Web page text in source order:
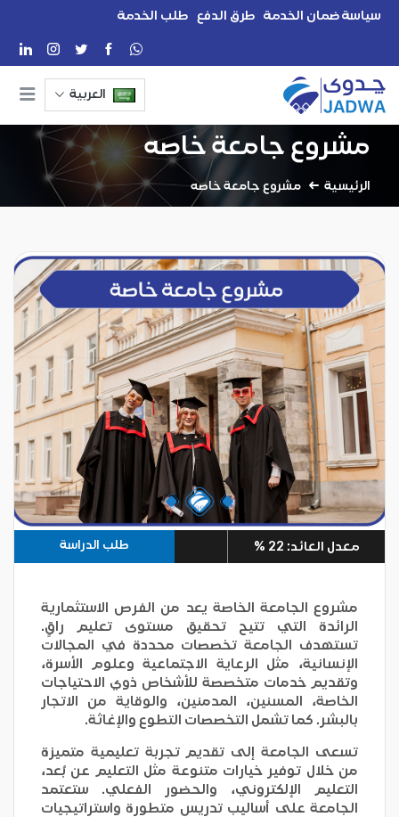
سياسة ضمان الخدمة طرق الدفع طلب الخدمة
العربية
مشروع جامعة خاصه
الرئيسية مشروع جامعة خاصه
معدل العائد: 22 % طلب الدراسة
مشروع الجامعة الخاصة يعد من الفرص الاستثمارية
الرائدة التي تتيح تحقيق مستوى تعليم راقٍ.
تستهدف الجامعة تخصصات محددة في المجالات
الإنسانية، مثل الرعاية الاجتماعية وعلوم الأسرة،
وتقديم خدمات متخصصة للأشخاص ذوي الاحتياجات
الخاصة، المسنين، المدمنين، والوقاية من الاتجار
بالبشر. كما تشمل التخصصات التطوع والإغاثة.
تسعى الجامعة إلى تقديم تجربة تعليمية متميزة
من خلال توفير خيارات متنوعة مثل التعليم عن بُعد،
التعليم الإلكتروني، والحضور الفعلي. ستعتمد
الجامعة على أساليب تدريس متطورة واستراتيجيات